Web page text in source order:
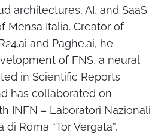
architectures, AI, and SaaS
Mensa Italia. Creator of
and Paghe.ai, he
of FNS, a neural
in Scientific Reports
has collaborated on
INFN – Laboratori Nazionali
Roma “Tor Vergata”,